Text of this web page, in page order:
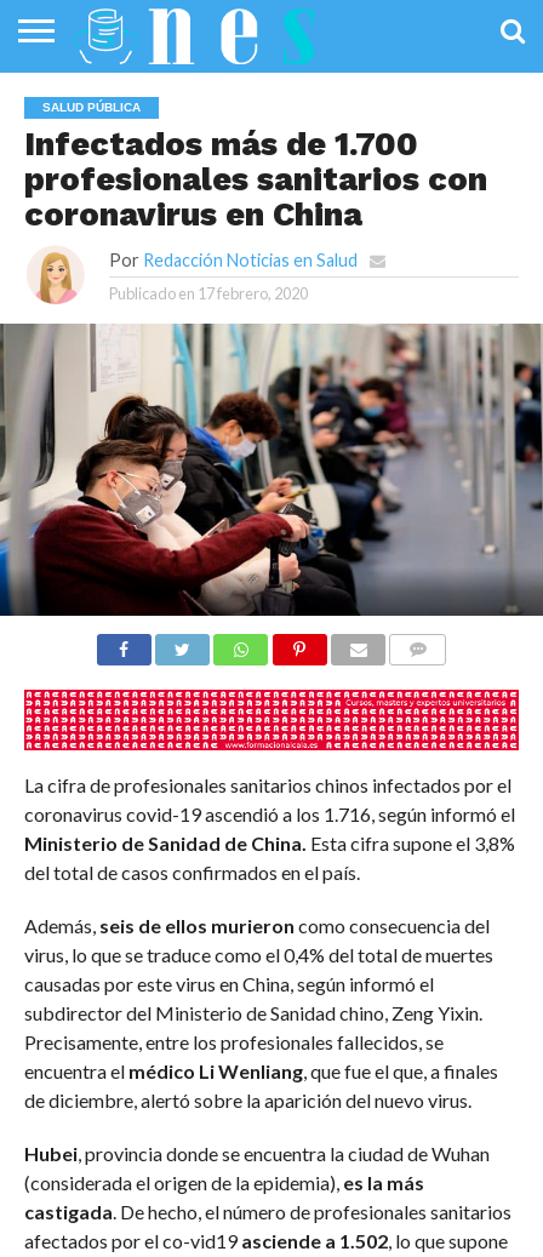
PÚBLICA
SANIDAD
INVESTIGACIÓN
ENTREVISTAS
PROFESIONALES
DE LA SALUD
INFOGRAFÍAS
DE SALUD
OPINIÓN
SALUD PÚBLICA
Infectados más de 1.700
profesionales sanitarios con
coronavirus en China
Por Redacción Noticias en Salud
Publicado en 17 febrero, 2020
La cifra de profesionales sanitarios chinos infectados por el
coronavirus covid-19 ascendió a los 1.716, según informó el
Ministerio de Sanidad de China. Esta cifra supone el 3,8%
del total de casos confirmados en el país.
Además, seis de ellos murieron como consecuencia del
virus, lo que se traduce como el 0,4% del total de muertes
causadas por este virus en China, según informó el
subdirector del Ministerio de Sanidad chino, Zeng Yixin.
Precisamente, entre los profesionales fallecidos, se
encuentra elmédico Li Wenliang, que fue el que, a finales
de diciembre, alertó sobre la aparición del nuevo virus.
Hubei, provincia donde se encuentra la ciudad de Wuhan
(considerada el origen de la epidemia), es la más
castigada. De hecho, el número de profesionales sanitarios
afectados por el co-vid19asciende a 1.502, lo que supone